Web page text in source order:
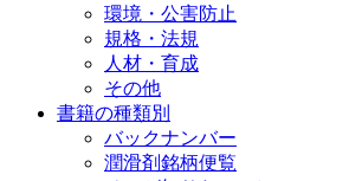
環境・公害防止
規格・法規
人材・育成
その他
書籍の種類別
バックナンバー
潤滑剤銘柄便覧